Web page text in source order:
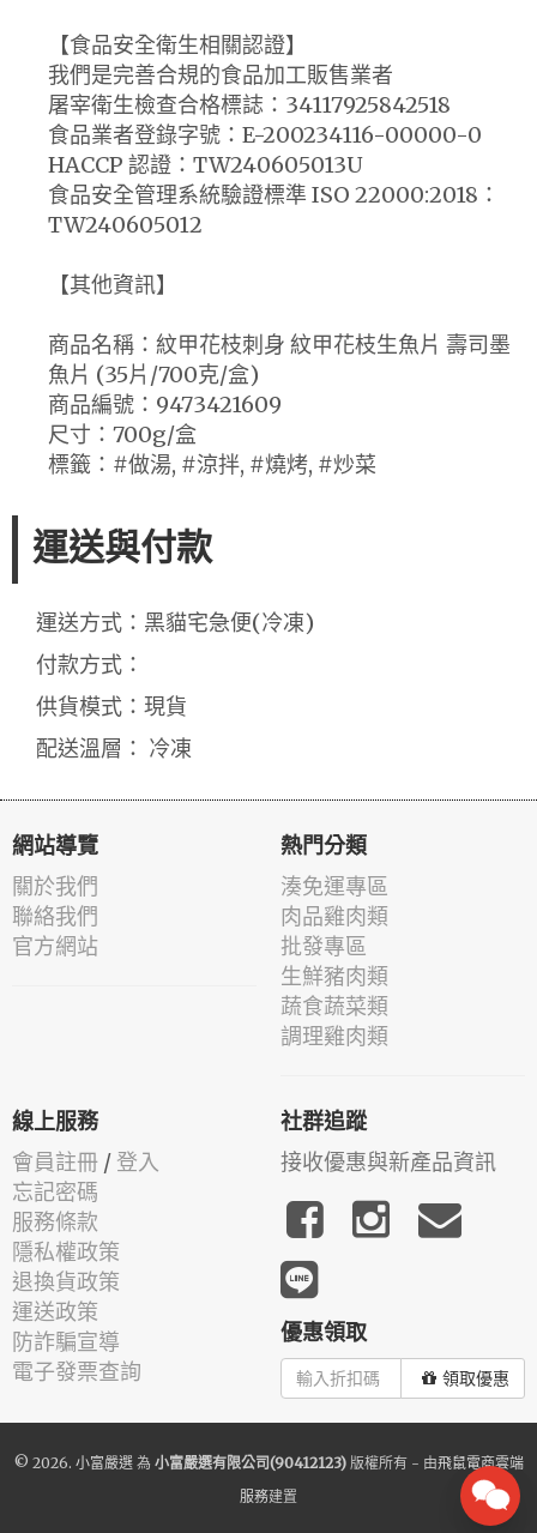
【食品安全衛生相關認證】
我們是完善合規的食品加工販售業者
屠宰衛生檢查合格標誌：34117925842518
食品業者登錄字號：E-200234116-00000-0
HACCP 認證：TW240605013U
食品安全管理系統驗證標準 ISO 22000:2018：
TW240605012
【其他資訊】
商品名稱：紋甲花枝刺身 紋甲花枝生魚片 壽司墨
魚片 (35片/700克/盒)
商品編號：9473421609
尺寸：700g/盒
標籤：#做湯, #涼拌, #燒烤, #炒菜
運送與付款
運送方式：黑貓宅急便(冷凍)
付款方式：
供貨模式：現貨
配送溫層： 冷凍
網站導覽
關於我們
聯絡我們
官方網站
熱門分類
湊免運專區
肉品雞肉類
批發專區
生鮮豬肉類
蔬食蔬菜類
調理雞肉類
線上服務
會員註冊 / 登入
忘記密碼
服務條款
隱私權政策
退換貨政策
運送政策
防詐騙宣導
電子發票查詢
社群追蹤
接收優惠與新產品資訊
優惠領取
領取優惠
© 2026. 小富嚴選為 小富嚴選有限公司(90412123)版權所有 - 由飛鼠電商雲端
服務建置